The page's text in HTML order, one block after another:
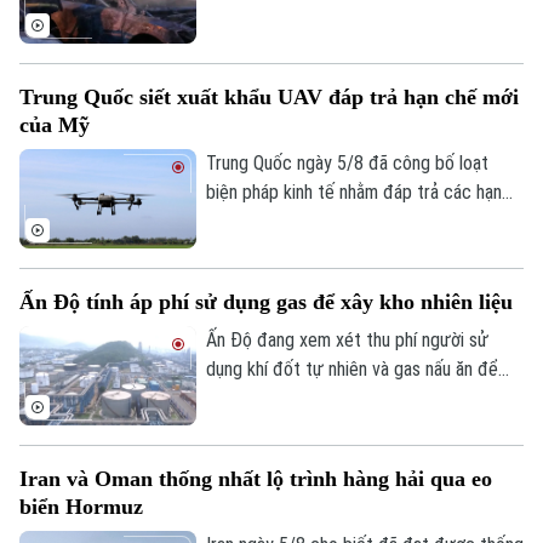
Chuyên mục
Thời sự
Hà Nội
Hà Nội
tài xế thiệt mạng. Đây là vụ tấn công thứ
Nga chỉ trong vòng một tuần qua.
Trung Quốc siết xuất khẩu UAV đáp trả hạn chế mới
của Mỹ
Trung Quốc ngày 5/8 đã công bố loạt
biện pháp kinh tế nhằm đáp trả các hạn
sách trả đũa.
Ấn Độ tính áp phí sử dụng gas để xây kho nhiên liệu
Ấn Độ đang xem xét thu phí người sử
dụng khí đốt tự nhiên và gas nấu ăn để
Iran và Oman thống nhất lộ trình hàng hải qua eo
biển Hormuz